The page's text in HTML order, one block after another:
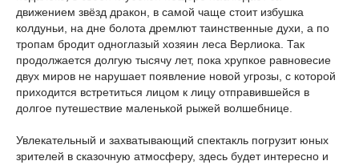
движением звёзд дракон, в самой чаще стоит избушка
колдуньи, на дне болота дремлют таинственные духи, а по
тропам бродит одноглазый хозяин леса Верлиока. Так
продолжается долгую тысячу лет, пока хрупкое равновесие
двух миров не нарушает появление новой угрозы, с которой
приходится встретиться лицом к лицу отправившейся в
долгое путешествие маленькой рыжей волшебнице.
Увлекательный и захватывающий спектакль погрузит юных
зрителей в сказочную атмосферу, здесь будет интересно и